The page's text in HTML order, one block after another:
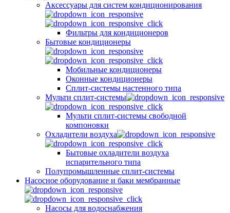
Аксессуары для систем кондиционирования
Фильтры для кондиционеров
Бытовые кондиционеры
Мобильные кондиционеры
Оконные кондиционеры
Сплит-системы настенного типа
Мульти сплит-системы
Мульти сплит-системы свободной
компоновки
Охладители воздуха
Бытовые охладители воздуха
испарительного типа
Полупромышленные сплит-системы
Насосное оборудование и баки мембранные
Насосы для водоснабжения